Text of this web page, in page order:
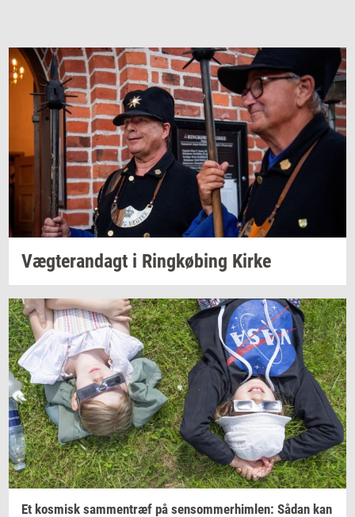
Væg­te­ran­dagt i Ring­kø­bing Kirke
Et kos­misk sam­men­træf på sen­som­mer­him­len: Sådan kan